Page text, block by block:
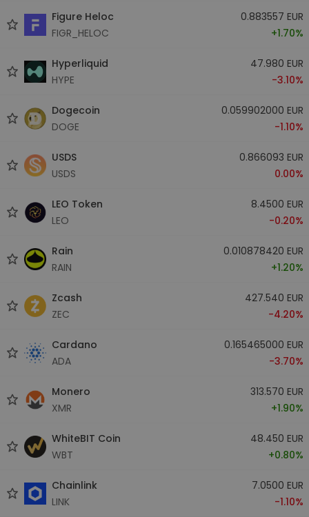
Figure Heloc
FIGR_HELOC
0.883557 EUR
+1.70%
Hyperliquid
HYPE
47.980 EUR
-3.10%
Dogecoin
DOGE
0.059902000 EUR
-1.10%
USDS
USDS
0.866093 EUR
0.00%
LEO Token
LEO
8.4500 EUR
-0.20%
Rain
RAIN
0.010878420 EUR
+1.20%
Zcash
ZEC
427.540 EUR
-4.20%
Cardano
ADA
0.165465000 EUR
-3.70%
Monero
XMR
313.570 EUR
+1.90%
WhiteBIT Coin
WBT
48.450 EUR
+0.80%
Chainlink
LINK
7.0500 EUR
-1.10%